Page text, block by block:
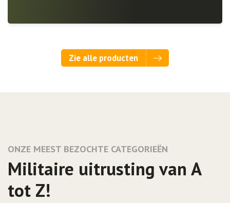
Zie alle producten
ONZE MEEST BEZOCHTE CATEGORIEËN
Militaire uitrusting van A
tot Z!